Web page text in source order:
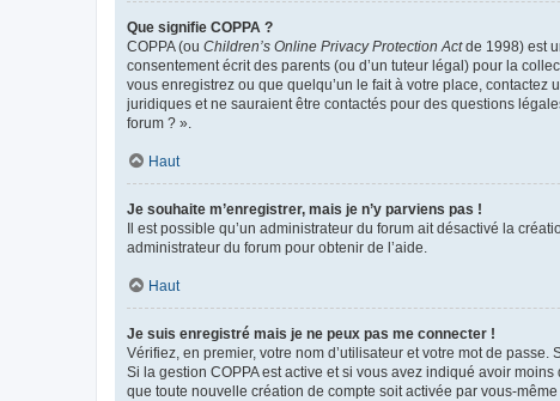
Que signifie COPPA ?
COPPA (ou Children’s Online Privacy Protection Actde 1998) est
consentement écrit des parents (ou d’un tuteur légal) pour la
vous enregistrez ou que quelqu’un le fait à votre place,
juridiques et ne sauraient être contactés pour des questions
forum ? ».
Haut
Je souhaite m’enregistrer, mais je n’y parviens pas !
Il est possible qu’un administrateur du forum ait désactivé la
administrateur du forum pour obtenir de l’aide.
Haut
Je suis enregistré mais je ne peux pas me connecter !
Vérifiez, en premier, votre nom d’utilisateur et votre mot de passe.
Si la gestion COPPA est active et si vous avez indiqué avoir
que toute nouvelle création de compte soit activée par vous-